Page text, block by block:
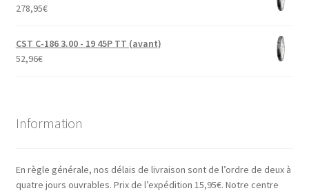
278,95€
CST C-186 3.00 - 19 45P TT (avant)
52,96€
Information
En règle générale, nos délais de livraison sont de l’ordre de deux à
quatre jours ouvrables. Prix de l’expédition 15,95€. Notre centre